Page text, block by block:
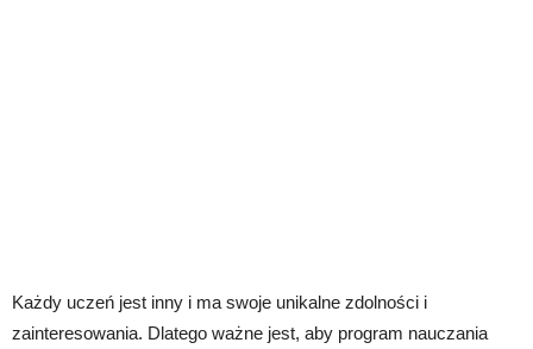
Każdy uczeń jest inny i ma swoje unikalne zdolności i
zainteresowania. Dlatego ważne jest, aby program nauczania